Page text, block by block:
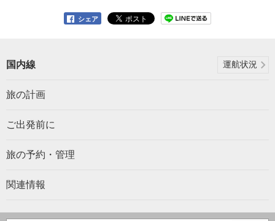
シェア
国内線 運航状況
旅の計画
ご出発前に
旅の予約・管理
関連情報